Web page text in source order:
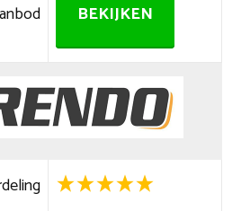
BEKIJKEN